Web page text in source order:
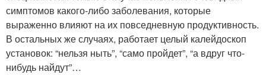
симптомов какого-либо заболевания, которые
выраженно влияют на их повседневную продуктивность.
В остальных же случаях, работает целый калейдоскоп
установок: “нельзя ныть”, “само пройдет”, “а вдруг что-
нибудь найдут”…